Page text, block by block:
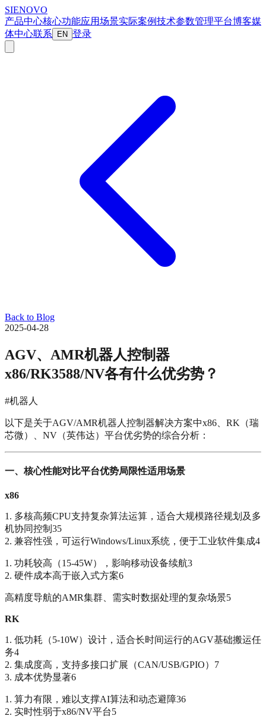
SIENOVO
产品中心核心功能应用场景实际案例技术参数管理平台博客媒
体中心联系 EN 登录
Back to Blog
2025-04-28
AGV、AMR机器人控制器
x86/RK3588/NV各有什么优劣势？
#机器人
以下是关于AGV/AMR机器人控制器解决方案中x86、RK（瑞
芯微）、NV（英伟达）平台优劣势的综合分析：
一、核心性能对比平台优势局限性适用场景
x86
1. 多核高频CPU支持复杂算法运算，适合大规模路径规划及多
机协同控制35
2. 兼容性强，可运行Windows/Linux系统，便于工业软件集成4
1. 功耗较高（15-45W），影响移动设备续航3
2. 硬件成本高于嵌入式方案6
高精度导航的AMR集群、需实时数据处理的复杂场景5
RK
1. 低功耗（5-10W）设计，适合长时间运行的AGV基础搬运任
务4
2. 集成度高，支持多接口扩展（CAN/USB/GPIO）7
3. 成本优势显著6
1. 算力有限，难以支撑AI算法和动态避障36
2. 实时性弱于x86/NV平台5